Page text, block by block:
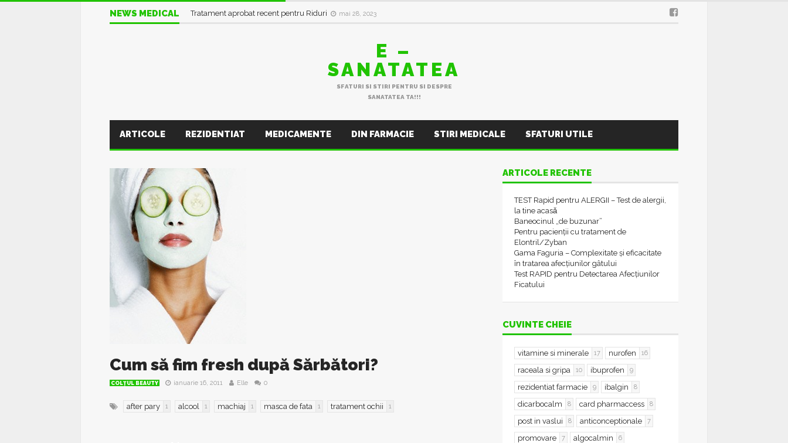
NEWS MEDICAL Tratament aprobat recent pentru Riduri mai 28, 2023
Informații UTILE în plin val de Infecții Respiratorii
E –
SANATATEA
SFATURI SI STIRI PENTRU SI DESPRE
SANATATEA TA!!!
ARTICOLE REZIDENTIAT MEDICAMENTE DIN FARMACIE STIRI MEDICALE SFATURI UTILE
Cum să fim fresh după Sărbători?
COLŢUL BEAUTY ianuarie 16, 2011 Elle 0
after pary 1 alcool 1 machiaj 1 masca de fata 1 tratament ochii 1
ARTICOLE RECENTE
TEST Rapid pentru ALERGII – Test de alergii,
la tine acasǎ
Baneocinul „de buzunar”
Pentru pacienții cu tratament de
Elontril/Zyban
Gama Faguria – Complexitate și eficacitate
în tratarea afecțiunilor gâtului
Test RAPID pentru Detectarea Afecțiunilor
Ficatului
CUVINTE CHEIE
vitamine si minerale 17 nurofen 16
raceala si gripa 10 ibuprofen 9
rezidentiat farmacie 9 ibalgin 8
dicarbocalm 8 card pharmaccess 8
post in vaslui 8 anticonceptionale 7
promovare 7 algocalmin 6